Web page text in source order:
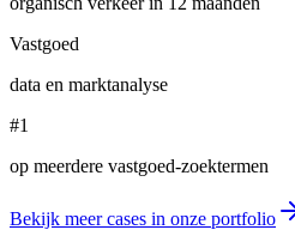
Vastgoed
data en marktanalyse
#1
op meerdere vastgoed-zoektermen
Bekijk meer cases in onze portfolio